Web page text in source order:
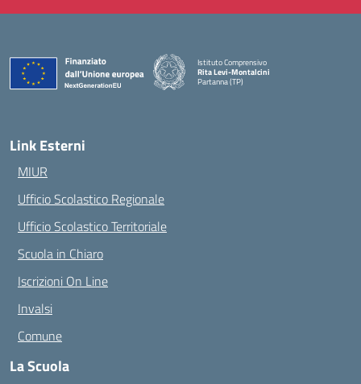
Istituto Comprensivo
Rita Levi-Montalcini
Partanna (TP)
Link Esterni
MIUR
Ufficio Scolastico Regionale
Ufficio Scolastico Territoriale
Scuola in Chiaro
Iscrizioni On Line
Invalsi
Comune
La Scuola